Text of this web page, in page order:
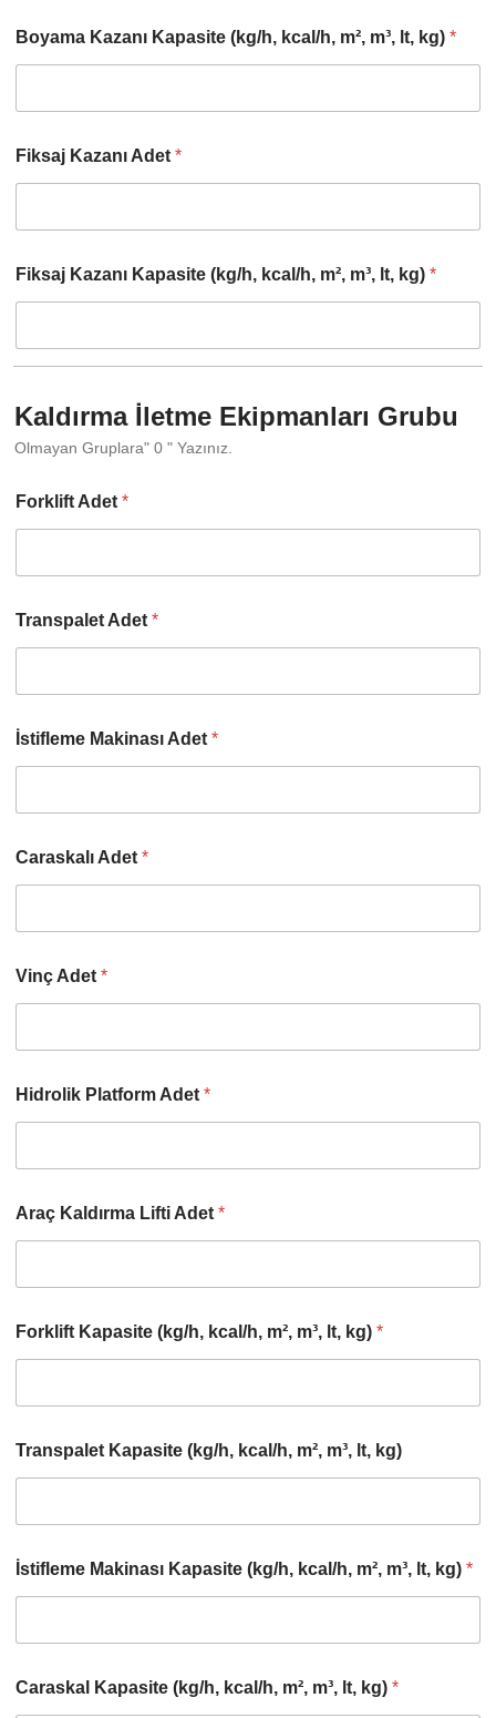
Boyama Kazanı Kapasite (kg/h, kcal/h, m², m³, lt, kg) *
Fiksaj Kazanı Adet *
Fiksaj Kazanı Kapasite (kg/h, kcal/h, m², m³, lt, kg) *
Kaldırma İletme Ekipmanları Grubu
Olmayan Gruplara" 0 " Yazınız.
Forklift Adet *
Transpalet Adet *
İstifleme Makinası Adet *
Caraskalı Adet *
Vinç Adet *
Hidrolik Platform Adet *
Araç Kaldırma Lifti Adet *
Forklift Kapasite (kg/h, kcal/h, m², m³, lt, kg) *
Transpalet Kapasite (kg/h, kcal/h, m², m³, lt, kg)
İstifleme Makinası Kapasite (kg/h, kcal/h, m², m³, lt, kg) *
Caraskal Kapasite (kg/h, kcal/h, m², m³, lt, kg) *